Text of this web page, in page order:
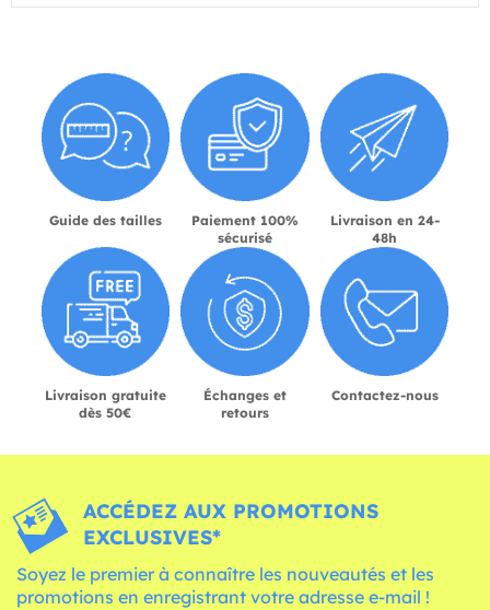
Guide des tailles
Paiement 100%
sécurisé
Livraison en 24-
48h
Livraison gratuite
dès 50€
Échanges et
retours
Contactez-nous
ACCÉDEZ AUX PROMOTIONS
EXCLUSIVES*
Soyez le premier à connaître les nouveautés et les
promotions en enregistrant votre adresse e-mail !